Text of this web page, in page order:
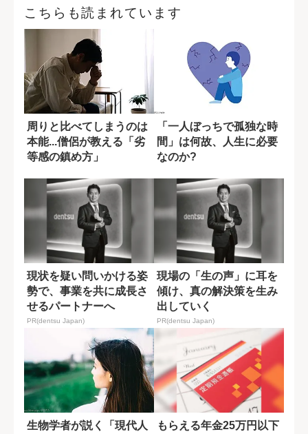
こちらも読まれています
周りと比べてしまうのは
本能...僧侶が教える「劣
等感の鎮め方」
「一人ぼっちで孤独な時
間」は何故、人生に必要
なのか?
現状を疑い問いかける姿
勢で、事業を共に成長さ
せるパートナーへ
PR(dentsu Japan)
現場の「生の声」に耳を
傾け、真の解決策を生み
出していく
PR(dentsu Japan)
生物学者が説く「現代人
もらえる年金25万円以下